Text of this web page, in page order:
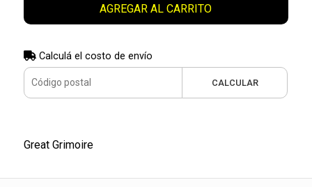
AGREGAR AL CARRITO
Calculá el costo de envío
CALCULAR
Great Grimoire